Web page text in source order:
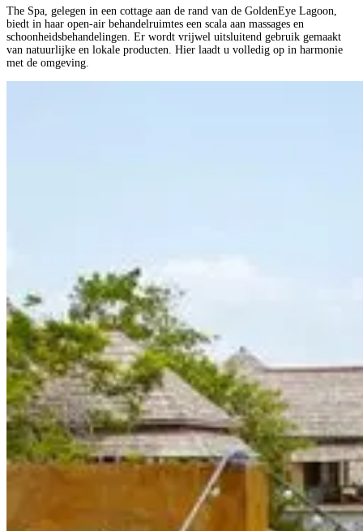
The Spa, gelegen in een cottage aan de rand van de GoldenEye Lagoon,
biedt in haar open-air behandelruimtes een scala aan massages en
schoonheidsbehandelingen. Er wordt vrijwel uitsluitend gebruik gemaakt
van natuurlijke en lokale producten. Hier laadt u volledig op in harmonie
met de omgeving.